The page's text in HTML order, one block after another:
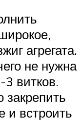
агрегата.
не нужна
витков.
закрепить
и встроить